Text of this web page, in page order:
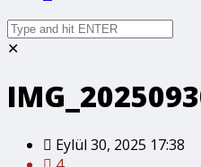
✕
Eylül 30, 2025 17:38